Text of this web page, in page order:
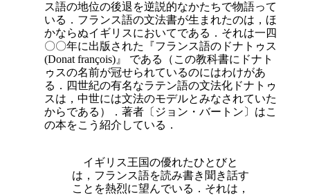
ス語の地位の後退を逆説的なかたちで物語って
いる．フランス語の文法書が生まれたのは，ほ
かならぬイギリスにおいてである．それは一四
〇〇年に出版された『フランス語のドナトゥス
(Donat françois)』 である（この教科書にドナト
ゥスの名前が冠せられているのにはわけがあ
る．四世紀の有名なラテン語の文法化ドナトゥ
スは，中世には文法のモデルとみなされていた
からである）．著者〔ジョン・バートン〕はこ
の本をこう紹介している．
イギリス王国の優れたひとびと
は，フランス語を読み書き聞き話す
ことを熱烈に望んでいる．それは，